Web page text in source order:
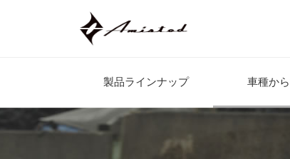
製品ラインナップ 車種か